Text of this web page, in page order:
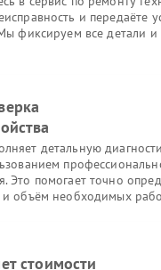
и передаёте
фиксируем все детали
детальную
Это помогает точно
и объём необходимых
стоимости